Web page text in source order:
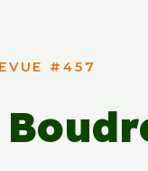
#457